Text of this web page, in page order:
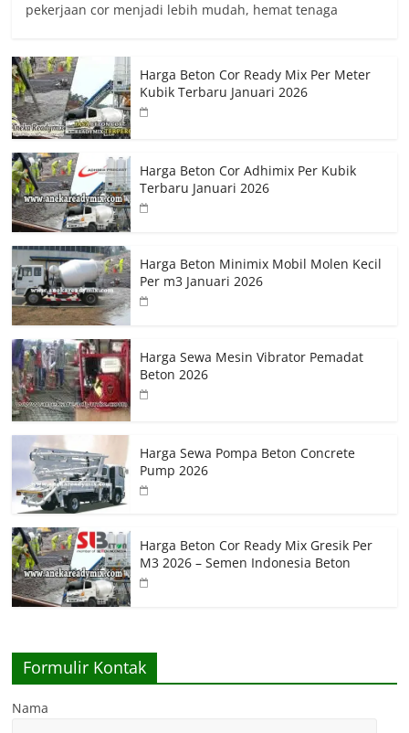
pekerjaan cor menjadi lebih mudah, hemat tenaga
Harga Beton Cor Ready Mix Per Meter
Kubik Terbaru Januari 2026
Harga Beton Cor Adhimix Per Kubik
Terbaru Januari 2026
Harga Beton Minimix Mobil Molen Kecil
Per m3 Januari 2026
Harga Sewa Mesin Vibrator Pemadat
Beton 2026
Harga Sewa Pompa Beton Concrete
Pump 2026
Harga Beton Cor Ready Mix Gresik Per
M3 2026 – Semen Indonesia Beton
Formulir Kontak
Nama